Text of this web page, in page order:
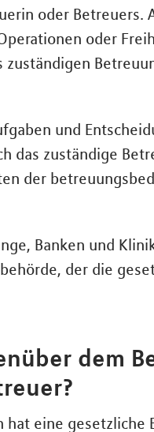
oder Betreuers.
oder
und
das zuständige
der
Banken und
der die
dem
eine gesetzliche